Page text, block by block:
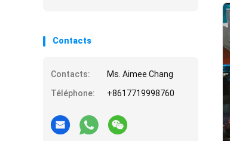
Contacts
Contacts:
Ms. Aimee Chang
Téléphone:
+8617719998760